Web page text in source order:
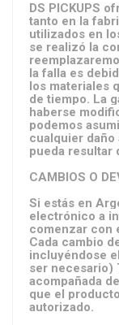
DS PICKUPS
tanto en la
utilizados en
se realizó la
la falla es
los materiales
de tiempo. La
haberse
podemos
cualquier
pueda resultar
CAMBIOS O
Si estás en
electrónico a
comenzar con
Cada cambio
incluyéndose
ser necesario)
acompañada
que el
autorizado.